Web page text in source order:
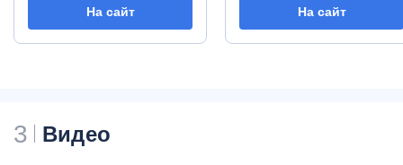
На сайт На сайт
3 Видео